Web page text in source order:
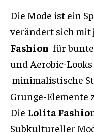
Die Mode ist ein
verändert sich mit
Fashion für
und Aerobic-
minimalistische
Grunge-Elemente
Die Lolita
Subkultureller